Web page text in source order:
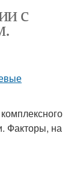
с
Факторы, на